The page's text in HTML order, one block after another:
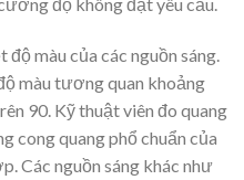
màu của các nguồn sáng.
màu tương quan khoảng
90. Kỹ thuật viên đo quang
cong quang phổ chuẩn của
Các nguồn sáng khác như